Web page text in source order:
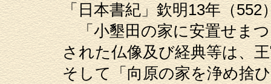
「日本書紀」欽明13年（552
「小墾田の家に安置せまつ
された仏像及び経典等は、
そして「向原の家を浄め捨